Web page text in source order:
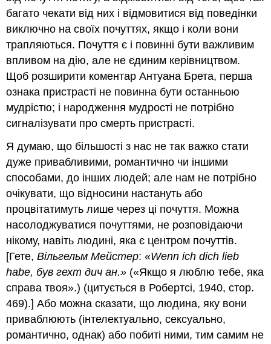
багато чекати від них і відмовитися від поведінки
виключно на своїх почуттях, якщо і коли вони
трапляються. Почуття є і повинні бути важливим
впливом на дію, але не єдиним керівництвом.
Щоб розширити коментар Антуана Брета, перша
ознака пристрасті не повинна бути останньою
мудрістю; і народження мудрості не потрібно
сигналізувати про смерть пристрасті.
Я думаю, що більшості з нас не так важко стати
дуже привабливими, романтично чи іншими
способами, до інших людей; але нам не потрібно
очікувати, що відносини настануть або
процвітатимуть лише через ці почуття. Можна
насолоджуватися почуттями, не розповідаючи
нікому, навіть людині, яка є центром почуттів.
[Гете,Вільгельм Мейстер: «Wenn ich dich lieb
habe, був гехт дич ан.» («Якщо я люблю тебе, яка
справа твоя».) (цитується в Робертсі, 1940, стор.
469).] Або можна сказати, що людина, яку вони
приваблюють (інтелектуально, сексуально,
романтично, однак) або побиті ними, тим самим не